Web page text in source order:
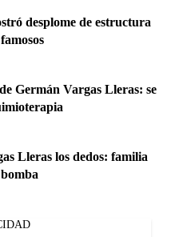
desplome de estructura
Germán Vargas Lleras: se
Lleras los dedos: familia